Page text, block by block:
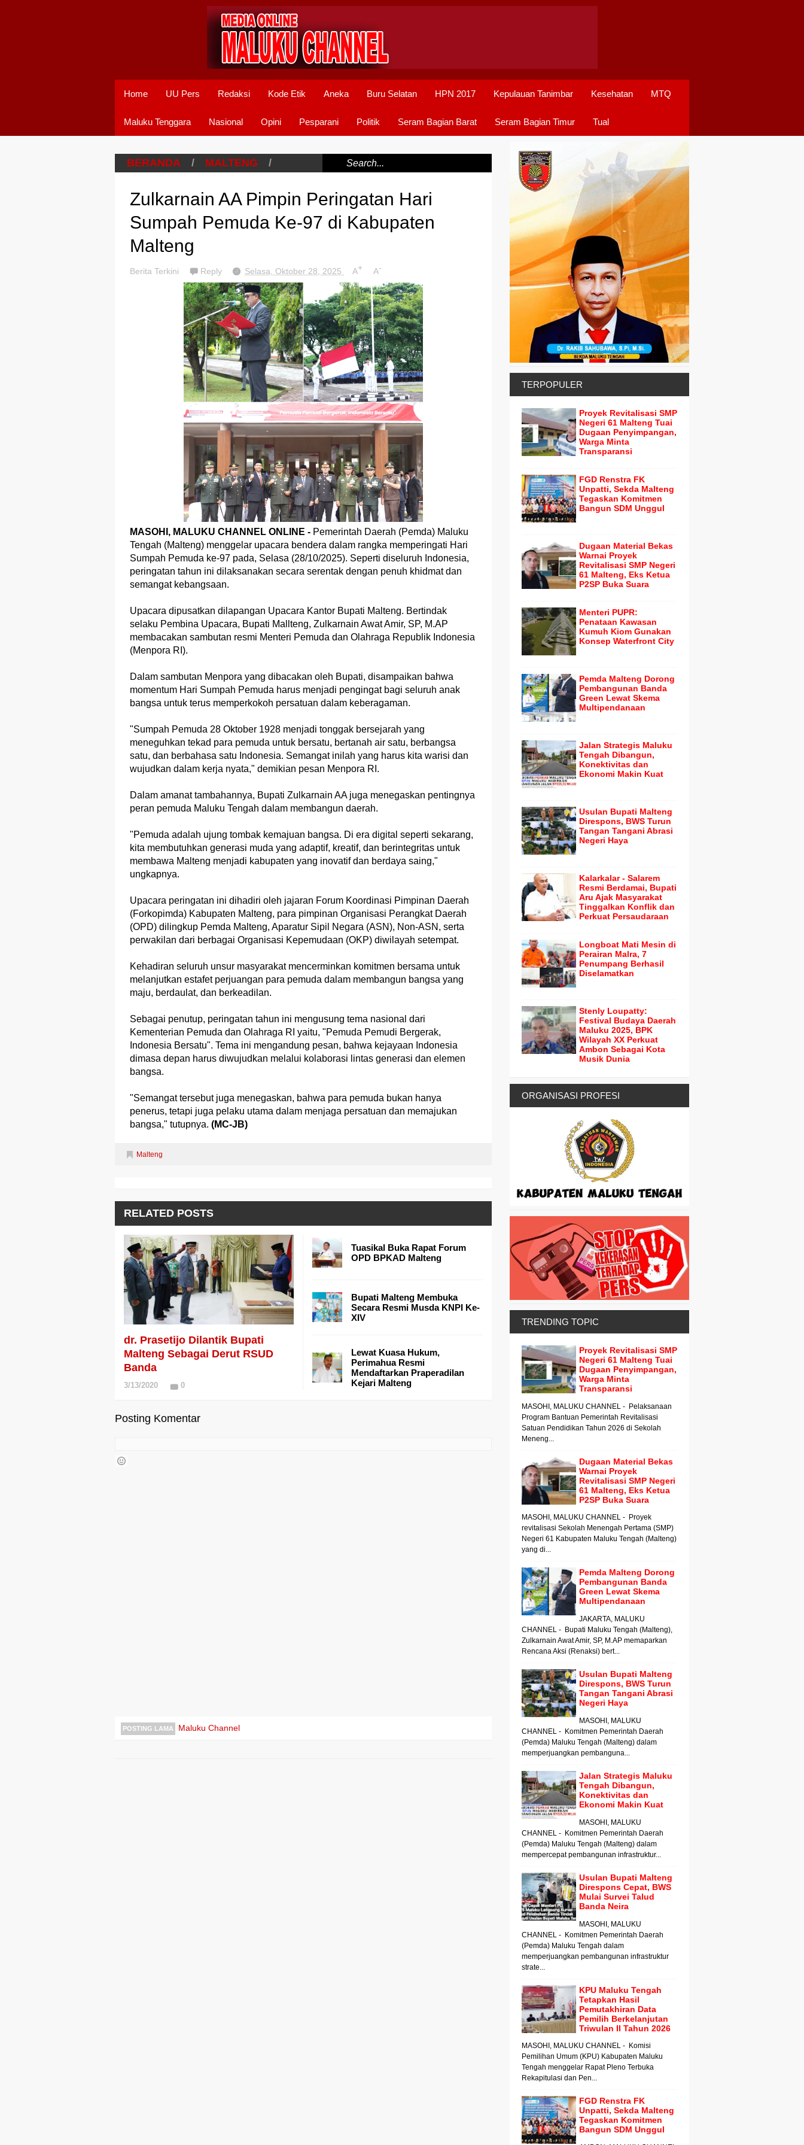
Home UU Pers Redaksi Kode Etik Aneka Buru Selatan HPN 2017 Kepulauan Tanimbar Kesehatan MTQ
Maluku Tenggara Nasional Opini Pesparani Politik Seram Bagian Barat Seram Bagian Timur Tual
BERANDA / MALTENG /
Zulkarnain AA Pimpin Peringatan Hari
Sumpah Pemuda Ke-97 di Kabupaten
Malteng
Berita Terkini Reply Selasa, Oktober 28, 2025 A+ A-
MASOHI, MALUKU CHANNEL ONLINE - Pemerintah Daerah (Pemda) Maluku
Tengah (Malteng) menggelar upacara bendera dalam rangka memperingati Hari
Sumpah Pemuda ke-97 pada, Selasa (28/10/2025). Seperti diseluruh Indonesia,
peringatan tahun ini dilaksanakan secara serentak dengan penuh khidmat dan
semangat kebangsaan.
Upacara dipusatkan dilapangan Upacara Kantor Bupati Malteng. Bertindak
selaku Pembina Upacara, Bupati Mallteng, Zulkarnain Awat Amir, SP, M.AP
membacakan sambutan resmi Menteri Pemuda dan Olahraga Republik Indonesia
(Menpora RI).
Dalam sambutan Menpora yang dibacakan oleh Bupati, disampaikan bahwa
momentum Hari Sumpah Pemuda harus menjadi pengingat bagi seluruh anak
bangsa untuk terus memperkokoh persatuan dalam keberagaman.
"Sumpah Pemuda 28 Oktober 1928 menjadi tonggak bersejarah yang
meneguhkan tekad para pemuda untuk bersatu, bertanah air satu, berbangsa
satu, dan berbahasa satu Indonesia. Semangat inilah yang harus kita warisi dan
wujudkan dalam kerja nyata," demikian pesan Menpora RI.
Dalam amanat tambahannya, Bupati Zulkarnain AA juga menegaskan pentingnya
peran pemuda Maluku Tengah dalam membangun daerah.
"Pemuda adalah ujung tombak kemajuan bangsa. Di era digital seperti sekarang,
kita membutuhkan generasi muda yang adaptif, kreatif, dan berintegritas untuk
membawa Malteng menjadi kabupaten yang inovatif dan berdaya saing,"
ungkapnya.
Upacara peringatan ini dihadiri oleh jajaran Forum Koordinasi Pimpinan Daerah
(Forkopimda) Kabupaten Malteng, para pimpinan Organisasi Perangkat Daerah
(OPD) dilingkup Pemda Malteng, Aparatur Sipil Negara (ASN), Non-ASN, serta
perwakilan dari berbagai Organisasi Kepemudaan (OKP) diwilayah setempat.
Kehadiran seluruh unsur masyarakat mencerminkan komitmen bersama untuk
melanjutkan estafet perjuangan para pemuda dalam membangun bangsa yang
maju, berdaulat, dan berkeadilan.
Sebagai penutup, peringatan tahun ini mengusung tema nasional dari
Kementerian Pemuda dan Olahraga RI yaitu, "Pemuda Pemudi Bergerak,
Indonesia Bersatu". Tema ini mengandung pesan, bahwa kejayaan Indonesia
dimasa depan harus diwujudkan melalui kolaborasi lintas generasi dan elemen
bangsa.
"Semangat tersebut juga menegaskan, bahwa para pemuda bukan hanya
penerus, tetapi juga pelaku utama dalam menjaga persatuan dan memajukan
bangsa," tutupnya. (MC-JB)
Malteng
RELATED POSTS
dr. Prasetijo Dilantik Bupati
Malteng Sebagai Derut RSUD
Banda
3/13/2020 0
Tuasikal Buka Rapat Forum
OPD BPKAD Malteng
Bupati Malteng Membuka
Secara Resmi Musda KNPI Ke-
XIV
Lewat Kuasa Hukum,
Perimahua Resmi
Mendaftarkan Praperadilan
Kejari Malteng
Posting Komentar
POSTING LAMA Maluku Channel
TERPOPULER
Proyek Revitalisasi SMP
Negeri 61 Malteng Tuai
Dugaan Penyimpangan,
Warga Minta
Transparansi
FGD Renstra FK
Unpatti, Sekda Malteng
Tegaskan Komitmen
Bangun SDM Unggul
Dugaan Material Bekas
Warnai Proyek
Revitalisasi SMP Negeri
61 Malteng, Eks Ketua
P2SP Buka Suara
Menteri PUPR:
Penataan Kawasan
Kumuh Kiom Gunakan
Konsep Waterfront City
Pemda Malteng Dorong
Pembangunan Banda
Green Lewat Skema
Multipendanaan
Jalan Strategis Maluku
Tengah Dibangun,
Konektivitas dan
Ekonomi Makin Kuat
Usulan Bupati Malteng
Direspons, BWS Turun
Tangan Tangani Abrasi
Negeri Haya
Kalarkalar - Salarem
Resmi Berdamai, Bupati
Aru Ajak Masyarakat
Tinggalkan Konflik dan
Perkuat Persaudaraan
Longboat Mati Mesin di
Perairan Malra, 7
Penumpang Berhasil
Diselamatkan
Stenly Loupatty:
Festival Budaya Daerah
Maluku 2025, BPK
Wilayah XX Perkuat
Ambon Sebagai Kota
Musik Dunia
ORGANISASI PROFESI
TRENDING TOPIC
Proyek Revitalisasi SMP
Negeri 61 Malteng Tuai
Dugaan Penyimpangan,
Warga Minta
Transparansi
MASOHI, MALUKU CHANNEL - Pelaksanaan
Program Bantuan Pemerintah Revitalisasi
Satuan Pendidikan Tahun 2026 di Sekolah
Meneng...
Dugaan Material Bekas
Warnai Proyek
Revitalisasi SMP Negeri
61 Malteng, Eks Ketua
P2SP Buka Suara
MASOHI, MALUKU CHANNEL - Proyek
revitalisasi Sekolah Menengah Pertama (SMP)
Negeri 61 Kabupaten Maluku Tengah (Malteng)
yang di...
Pemda Malteng Dorong
Pembangunan Banda
Green Lewat Skema
Multipendanaan
JAKARTA, MALUKU
CHANNEL - Bupati Maluku Tengah (Malteng),
Zulkarnain Awat Amir, SP, M.AP memaparkan
Rencana Aksi (Renaksi) bert...
Usulan Bupati Malteng
Direspons, BWS Turun
Tangan Tangani Abrasi
Negeri Haya
MASOHI, MALUKU
CHANNEL - Komitmen Pemerintah Daerah
(Pemda) Maluku Tengah (Malteng) dalam
memperjuangkan pembanguna...
Jalan Strategis Maluku
Tengah Dibangun,
Konektivitas dan
Ekonomi Makin Kuat
MASOHI, MALUKU
CHANNEL - Komitmen Pemerintah Daerah
(Pemda) Maluku Tengah (Malteng) dalam
mempercepat pembangunan infrastruktur...
Usulan Bupati Malteng
Direspons Cepat, BWS
Mulai Survei Talud
Banda Neira
MASOHI, MALUKU
CHANNEL - Komitmen Pemerintah Daerah
(Pemda) Maluku Tengah dalam
memperjuangkan pembangunan infrastruktur
strate...
KPU Maluku Tengah
Tetapkan Hasil
Pemutakhiran Data
Pemilih Berkelanjutan
Triwulan II Tahun 2026
MASOHI, MALUKU CHANNEL - Komisi
Pemilihan Umum (KPU) Kabupaten Maluku
Tengah menggelar Rapat Pleno Terbuka
Rekapitulasi dan Pen...
FGD Renstra FK
Unpatti, Sekda Malteng
Tegaskan Komitmen
Bangun SDM Unggul